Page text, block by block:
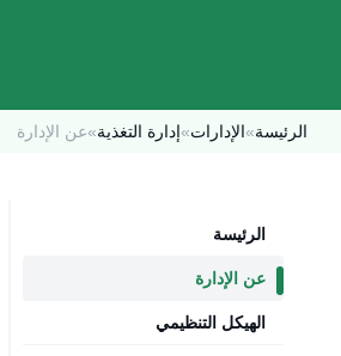
الرئيسة»الإدارات»إدارة التغذية»عن الإدارة
الرئيسة
عن الإدارة
الهيكل التنظيمي